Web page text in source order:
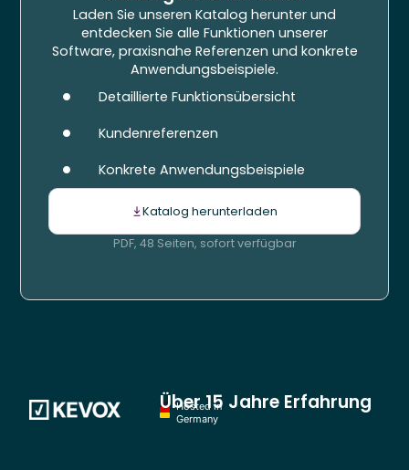
Laden Sie unseren Katalog herunter und
entdecken Sie alle Funktionen unserer
Software, praxisnahe Referenzen und konkrete
Anwendungsbeispiele.
Detaillierte Funktionsübersicht
Kundenreferenzen
Konkrete Anwendungsbeispiele
Katalog herunterladen
PDF, 48 Seiten, sofort verfügbar
Hosted in
Germany
Über 15 Jahre Erfahrung